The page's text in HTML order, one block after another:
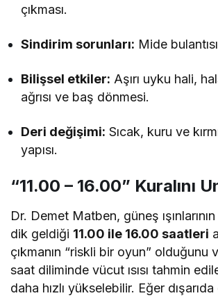
çıkması.
Sindirim sorunları: Mide
Bilişsel etkiler: Aşırı uyku hali,
ağrısı ve baş dönmesi.
Deri değişimi: Sıcak, kuru ve
yapısı.
“11.00 – 16.00” Kuralını
Dr. Demet Matben, güneş
dik geldiği 11.00 ile 16.00 saatleri
çıkmanın “riskli bir oyun” olduğunu
saat diliminde vücut ısısı tahmin
daha hızlı yükselebilir. Eğer